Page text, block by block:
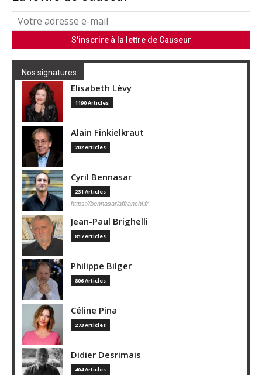
Nos signatures
Elisabeth Lévy
1190 Articles
Alain Finkielkraut
202 Articles
Cyril Bennasar
231 Articles
https://bennasarlaffranchi.fr
Jean-Paul Brighelli
817 Articles
Philippe Bilger
806 Articles
Céline Pina
273 Articles
Didier Desrimais
404 Articles